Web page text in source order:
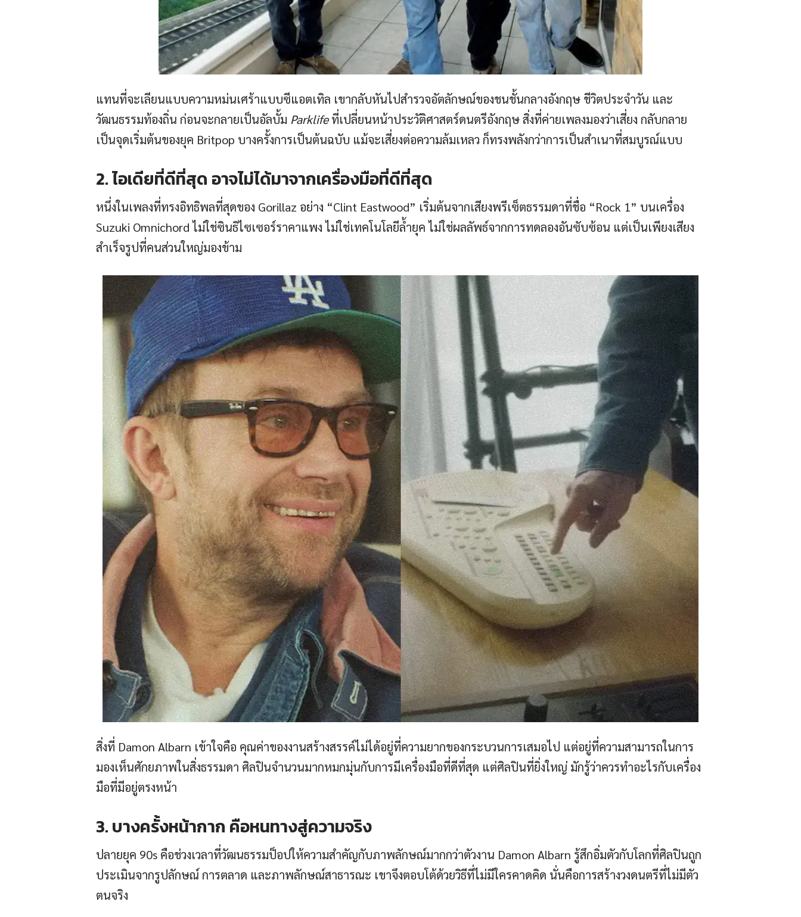
แทนที่จะเลียนแบบความหม่นเศร้าแบบซีแอตเทิล เขากลับหันไปสำรวจอัตลักษณ์ของชนชั้นกลางอังกฤษ ชีวิตประจำวัน และ
วัฒนธรรมท้องถิ่น ก่อนจะกลายเป็นอัลบั้ม Parklifeที่เปลี่ยนหน้าประวัติศาสตร์ดนตรีอังกฤษ สิ่งที่ค่ายเพลงมองว่าเสี่ยง กลับกลาย
เป็นจุดเริ่มต้นของยุค Britpop บางครั้งการเป็นต้นฉบับ แม้จะเสี่ยงต่อความล้มเหลว ก็ทรงพลังกว่าการเป็นสำเนาที่สมบูรณ์แบบ
2. ไอเดียที่ดีที่สุด อาจไม่ได้มาจากเครื่องมือที่ดีที่สุด
หนึ่งในเพลงที่ทรงอิทธิพลที่สุดของ Gorillaz อย่าง “Clint Eastwood” เริ่มต้นจากเสียงพรีเซ็ตธรรมดาที่ชื่อ “Rock 1” บนเครื่อง
Suzuki Omnichord ไม่ใช่ซินธิไซเซอร์ราคาแพง ไม่ใช่เทคโนโลยีล้ำยุค ไม่ใช่ผลลัพธ์จากการทดลองอันซับซ้อน แต่เป็นเพียงเสียง
สำเร็จรูปที่คนส่วนใหญ่มองข้าม
สิ่งที่ Damon Albarn เข้าใจคือ คุณค่าของงานสร้างสรรค์ไม่ได้อยู่ที่ความยากของกระบวนการเสมอไป แต่อยู่ที่ความสามารถในการ
มองเห็นศักยภาพในสิ่งธรรมดา ศิลปินจำนวนมากหมกมุ่นกับการมีเครื่องมือที่ดีที่สุด แต่ศิลปินที่ยิ่งใหญ่ มักรู้ว่าควรทำอะไรกับเครื่อง
มือที่มีอยู่ตรงหน้า
3. บางครั้งหน้ากาก คือหนทางสู่ความจริง
ปลายยุค 90s คือช่วงเวลาที่วัฒนธรรมป็อปให้ความสำคัญกับภาพลักษณ์มากกว่าตัวงาน Damon Albarn รู้สึกอิ่มตัวกับโลกที่ศิลปินถูก
ประเมินจากรูปลักษณ์ การตลาด และภาพลักษณ์สาธารณะ เขาจึงตอบโต้ด้วยวิธีที่ไม่มีใครคาดคิด นั่นคือการสร้างวงดนตรีที่ไม่มีตัว
ตนจริง